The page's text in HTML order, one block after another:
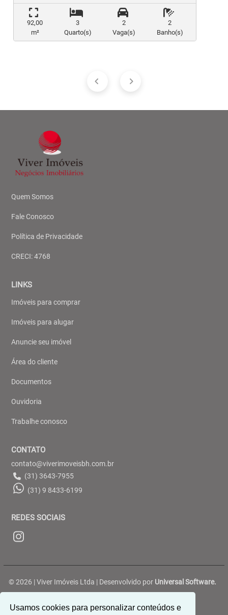
Usamos cookies para personalizar conteúdos e
92,00
m²
3
Quarto(s)
2
Vaga(s)
2
Banho(s)
Quem Somos
Fale Conosco
Política de Privacidade
CRECI: 4768
LINKS
Imóveis para comprar
Imóveis para alugar
Anuncie seu imóvel
Área do cliente
Documentos
Ouvidoria
Trabalhe conosco
CONTATO
contato@viverimoveisbh.com.br
(31) 3643-7955
(31) 9 8433-6199
REDES SOCIAIS
© 2026 | Viver Imóveis Ltda | Desenvolvido por Universal Software.
Rua Belterra, 188 - Ouro Preto - Belo Horizonte/MG